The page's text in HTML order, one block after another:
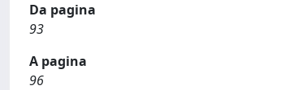
Da pagina
93
A pagina
96